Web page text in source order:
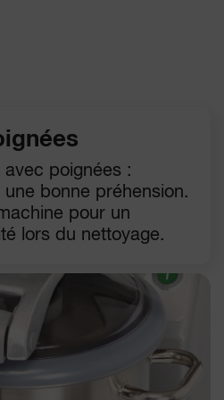
poignées :
bonne préhension.
pour un
lors du nettoyage.